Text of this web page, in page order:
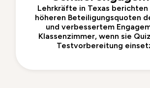
Lehrkräfte in Texas berichten
höheren Beteiligungsquoten
und verbessertem
Klassenzimmer, wenn sie
Testvorbereitung